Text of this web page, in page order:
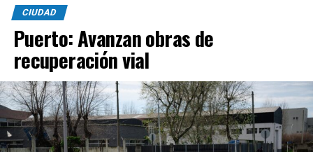
CIUDAD
Puerto: Avanzan obras de
recuperación vial